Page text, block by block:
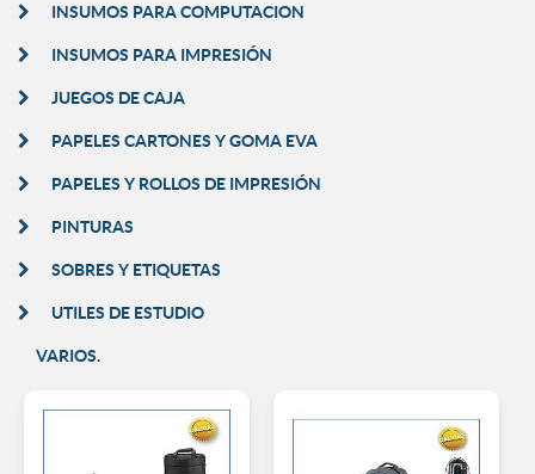
INSUMOS PARA COMPUTACION
INSUMOS PARA IMPRESIÓN
JUEGOS DE CAJA
PAPELES CARTONES Y GOMA EVA
PAPELES Y ROLLOS DE IMPRESIÓN
PINTURAS
SOBRES Y ETIQUETAS
UTILES DE ESTUDIO
VARIOS.